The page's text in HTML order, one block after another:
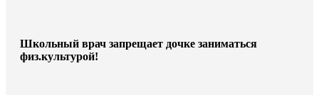
Школьный врач запрещает дочке заниматься
физ.культурой!